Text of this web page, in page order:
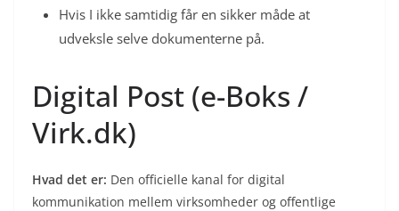
Hvis I ikke samtidig får en sikker måde at
udveksle selve dokumenterne på.
Digital Post (e-Boks /
Virk.dk)
Hvad det er: Den officielle kanal for digital
kommunikation mellem virksomheder og offentlige